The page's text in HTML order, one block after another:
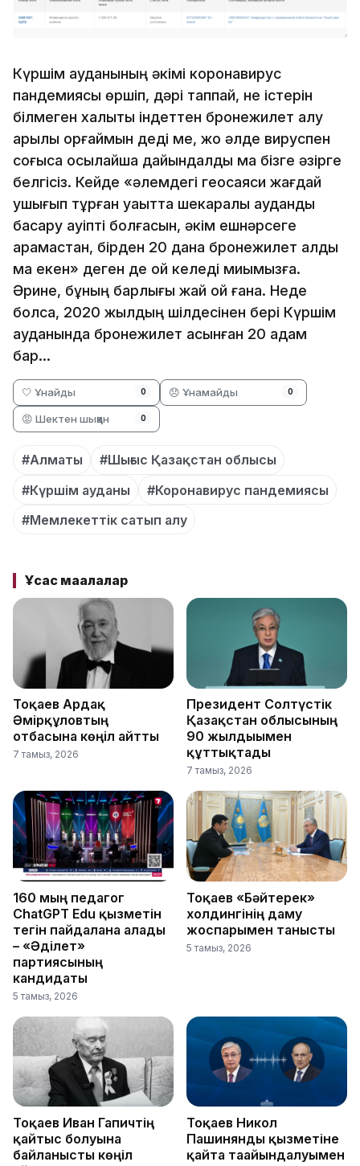
Күршім ауданының әкімі коронавирус
пандемиясы өршіп, дәрі таппай, не істерін
білмеген халықты індеттен бронежилет алу
арқылы қорғаймын деді ме, жоқ әлде вируспен
соғысқа осылайша дайындалды ма бізге әзірге
белгісіз. Кейде «әлемдегі геосаяси жағдай
ушығып тұрған уақытта шекаралық ауданды
басқару қауіпті болғасын, әкім ешнәрсеге
қарамастан, бірден 20 дана бронежилет алды
ма екен» деген де ой келеді миымызға.
Әрине, бұның барлығы жай ой ғана. Неде
болса, 2020 жылдың шілдесінен бері Күршім
ауданында бронежилет асынған 20 адам
бар...
🤍 Ұнайды 0 😞 Ұнамайды 0
😡 Шектен шыққан 0
#Алматы
#Шығыс Қазақстан облысы
#Күршім ауданы
#Коронавирус пандемиясы
#Мемлекеттік сатып алу
Ұқсас мақалалар
Тоқаев Ардақ
Әмірқұловтың
отбасына көңіл айтты
7 тамыз, 2026
Президент Солтүстік
Қазақстан облысының
90 жылдығымен
құттықтады
7 тамыз, 2026
160 мың педагог
ChatGPT Edu қызметін
тегін пайдалана алады
– «Әділет»
партиясының
кандидаты
5 тамыз, 2026
Тоқаев «Бәйтерек»
холдингінің даму
жоспарымен танысты
5 тамыз, 2026
Тоқаев Иван Гапичтің
қайтыс болуына
байланысты көңіл
Тоқаев Никол
Пашинянды қызметіне
қайта тағайындалуымен